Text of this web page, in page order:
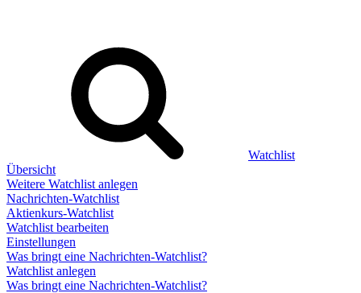
Watchlist
Übersicht
Weitere Watchlist anlegen
Nachrichten-Watchlist
Aktienkurs-Watchlist
Watchlist bearbeiten
Einstellungen
Was bringt eine Nachrichten-Watchlist?
Watchlist anlegen
Was bringt eine Nachrichten-Watchlist?